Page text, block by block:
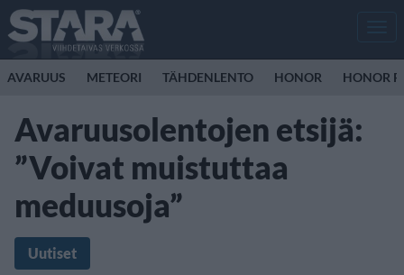
AVARUUS METEORI TÄHDENLENTO HONOR HONOR
Avaruusolentojen etsijä:
”Voivat muistuttaa
meduusoja”
Uutiset